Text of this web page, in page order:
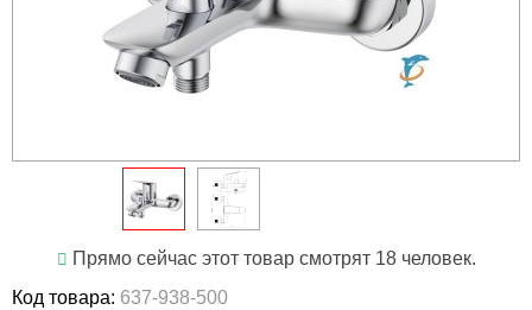
Прямо сейчас этот товар смотрят 18 человек.
Код товара: 637-938-500